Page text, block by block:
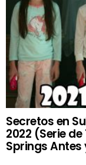
Secretos en
2022 (Serie
Springs Antes